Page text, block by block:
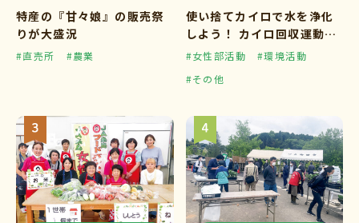
特産の『甘々娘』の販売祭
りが大盛況
#直売所 #農業
使い捨てカイロで水を浄化
しよう！ カイロ回収運動ス
タート
#女性部活動
#環境活動
#その他